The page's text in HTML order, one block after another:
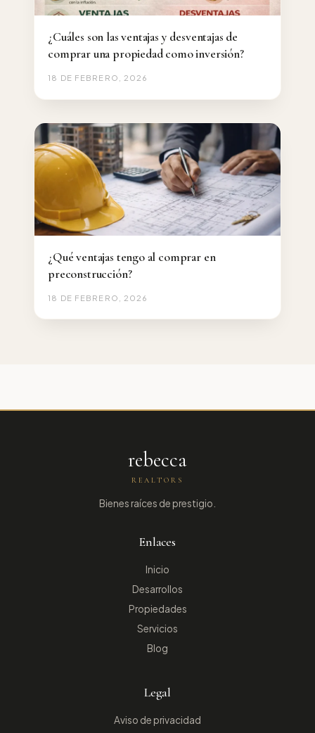
¿Cuáles son las ventajas y desventajas de
comprar una propiedad como inversión?
18 DE FEBRERO, 2026
¿Qué ventajas tengo al comprar en
preconstrucción?
18 DE FEBRERO, 2026
rebecca
REALTORS
Bienes raíces de prestigio.
Enlaces
Inicio
Desarrollos
Propiedades
Servicios
Blog
Legal
Aviso de privacidad